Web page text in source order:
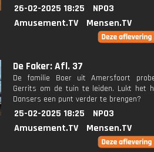
26-02-2025 18:25
NPO3
Amusement.TV
Mensen.TV
De Faker: Afl. 37
De familie Boer uit Amersfoort
Gerrits om de tuin te leiden. Lukt het
Dansers een punt verder te brengen?
25-02-2025 18:25
NPO3
Amusement.TV
Mensen.TV